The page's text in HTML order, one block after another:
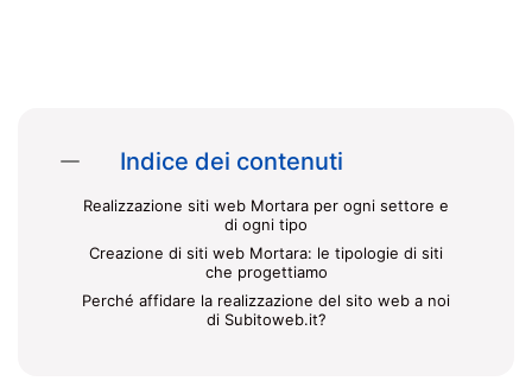
Indice dei contenuti
Realizzazione siti web Mortara per ogni settore e
di ogni tipo
Creazione di siti web Mortara: le tipologie di siti
che progettiamo
Perché affidare la realizzazione del sito web a noi
di Subitoweb.it?